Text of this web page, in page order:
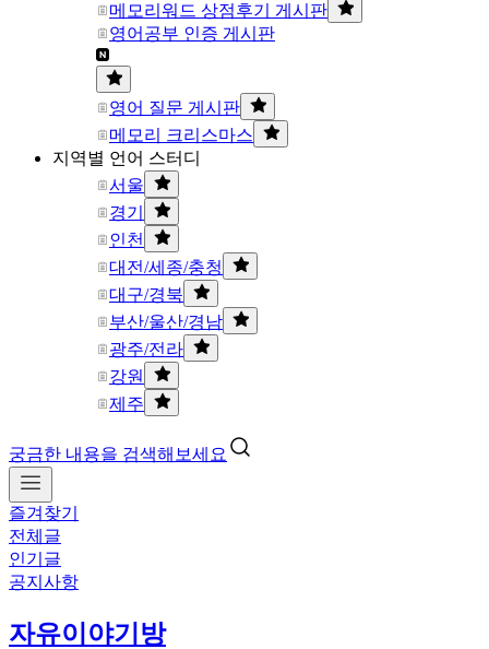
메모리워드 상점후기 게시판
영어공부 인증 게시판
영어 질문 게시판
메모리 크리스마스
지역별 언어 스터디
서울
경기
인천
대전/세종/충청
대구/경북
부산/울산/경남
광주/전라
강원
제주
궁금한 내용을 검색해보세요
즐겨찾기
전체글
인기글
공지사항
자유이야기방